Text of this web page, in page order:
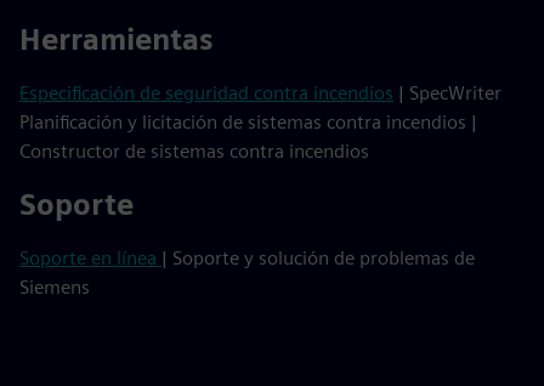
Herramientas
Especificación de seguridad contra incendios | SpecWriter
Planificación y licitación de sistemas contra incendios |
Constructor de sistemas contra incendios
Soporte
Soporte en línea | Soporte y solución de problemas de
Siemens